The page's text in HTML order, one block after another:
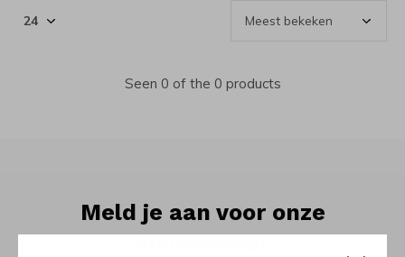
Seen 0 of the 0 products
Meld je aan voor onze
nieuwsbrief